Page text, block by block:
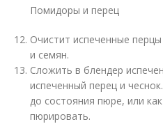
Помидоры и перец
Очистит испеченные
и семян.
Сложить в блендер
испеченный перец и
до состояния пюре, или
пюрировать.